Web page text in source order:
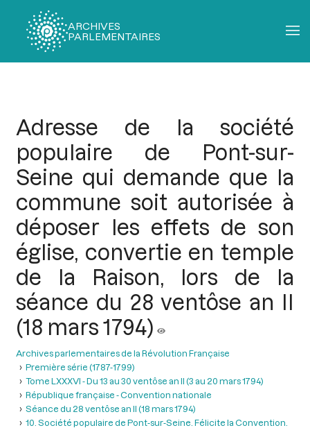
ARCHIVES
PARLEMENTAIRES
Adresse de la société
populaire de Pont-sur-
Seine qui demande que la
commune soit autorisée à
déposer les effets de son
église, convertie en temple
de la Raison, lors de la
séance du 28 ventôse an II
(18 mars 1794)
Archives parlementaires de la Révolution Française
Première série (1787-1799)
Tome LXXXVI - Du 13 au 30 ventôse an II (3 au 20 mars 1794)
République française - Convention nationale
Séance du 28 ventôse an II (18 mars 1794)
10. Société populaire de Pont-sur-Seine. Félicite la Convention.